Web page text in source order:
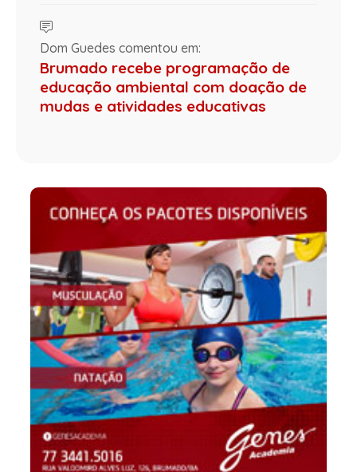
Dom Guedes comentou em:
Brumado recebe programação de
educação ambiental com doação de
mudas e atividades educativas